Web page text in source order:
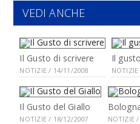
VEDI ANCHE
Il Gusto di scrivere
NOTIZIE / 14/11/2008
Il
Il Gusto del Giallo
NOTIZIE / 18/12/2007 NOTIZIE